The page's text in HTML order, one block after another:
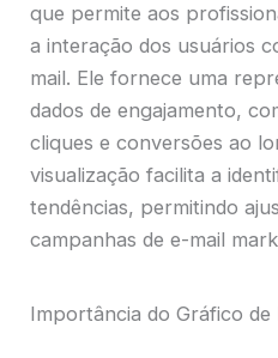
que permite aos
a interação dos usuários
mail. Ele fornece uma
dados de engajamento,
cliques e conversões ao
visualização facilita a
tendências, permitindo
campanhas de e-mail
Importância do Gráfico de